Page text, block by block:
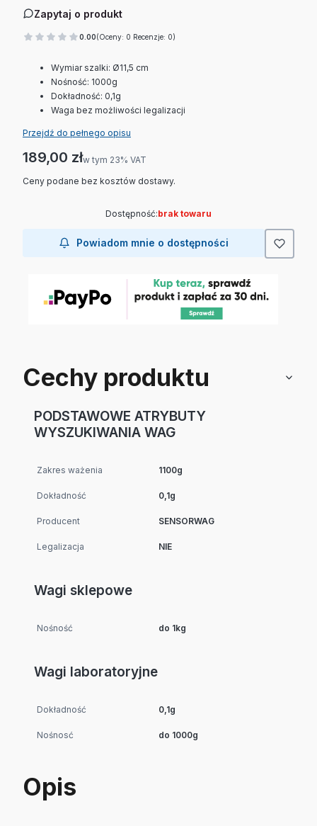
Zapytaj o produkt
0.00(Oceny: 0 Recenzje: 0)
Wymiar szalki: Ø11,5 cm
Nośność: 1000g
Dokładność: 0,1g
Waga bez możliwości legalizacji
Przejdź do pełnego opisu
Cena
189,00 złw tym 23% VAT
w tym 23% VAT
Ceny podane bez kosztów dostawy.
Dostępność:brak towaru
Powiadom mnie o dostępności
Cechy produktu
PODSTAWOWE ATRYBUTY
WYSZUKIWANIA WAG
Zakres ważenia 1100g
Dokładność 0,1g
Producent SENSORWAG
Legalizacja NIE
Wagi sklepowe
Nośność do 1kg
Wagi laboratoryjne
Dokładność 0,1g
Nośnosć do 1000g
Opis